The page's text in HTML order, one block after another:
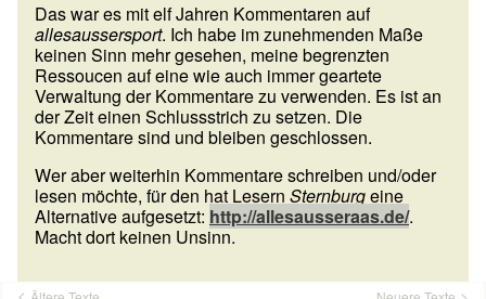
Das war es mit elf Jahren Kommentaren auf
allesaussersport. Ich habe im zunehmenden Maße
keinen Sinn mehr gesehen, meine begrenzten
Ressoucen auf eine wie auch immer geartete
Verwaltung der Kommentare zu verwenden. Es ist an
der Zeit einen Schlussstrich zu setzen. Die
Kommentare sind und bleiben geschlossen.
Wer aber weiterhin Kommentare schreiben und/oder
lesen möchte, für den hat Lesern Sternburgeine
Alternative aufgesetzt: http://allesausseraas.de/.
Macht dort keinen Unsinn.